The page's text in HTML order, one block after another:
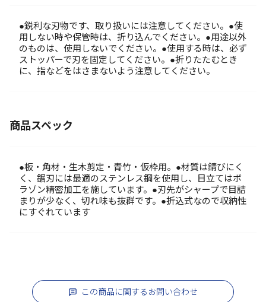
●鋭利な刃物です、取り扱いには注意してください。●使
用しない時や保管時は、折り込んでください。●用途以外
のものは、使用しないでください。●使用する時は、必ず
ストッパーで刃を固定してください。●折りたたむとき
に、指などをはさまないよう注意してください。
商品スペック
●板・角材・生木剪定・青竹・仮枠用。●材質は錆びにく
く、鋸刃には最適のステンレス鋼を使用し、目立てはボ
ラゾン精密加工を施しています。●刃先がシャープで目詰
まりが少なく、切れ味も抜群です。●折込式なので収納性
にすぐれています
この商品に関するお問い合わせ